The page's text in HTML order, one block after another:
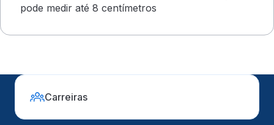
pode medir até 8 centímetros
Carreiras